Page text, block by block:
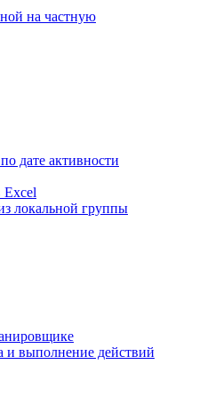
на частную
дате активности
Excel
локальной группы
и выполнение действий